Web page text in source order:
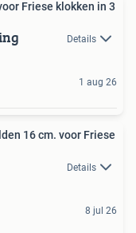
Friese klokken in 3
Details
1 aug 26
16 cm. voor Friese
Details
8 jul 26